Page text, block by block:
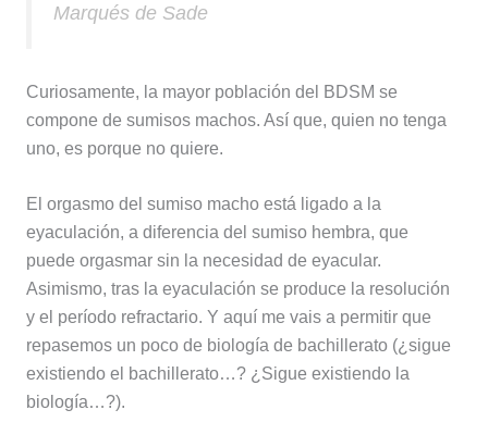
Marqués de Sade
Curiosamente, la mayor población del BDSM se
compone de sumisos machos. Así que, quien no tenga
uno, es porque no quiere.
El orgasmo del sumiso macho está ligado a la
eyaculación, a diferencia del sumiso hembra, que
puede orgasmar sin la necesidad de eyacular.
Asimismo, tras la eyaculación se produce la resolución
y el período refractario. Y aquí me vais a permitir que
repasemos un poco de biología de bachillerato (¿sigue
existiendo el bachillerato…? ¿Sigue existiendo la
biología…?).